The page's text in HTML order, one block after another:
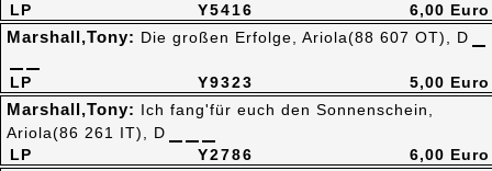
Y5416
LP 6,00 Euro
Y9323
LP
Marshall,Tony: Die großen Erfolge, Ariola(88 607 OT), D
5,00 Euro
Y2786
LP
Marshall,Tony: Ich fang'für euch den Sonnenschein,
Ariola(86 261 IT), D
6,00 Euro